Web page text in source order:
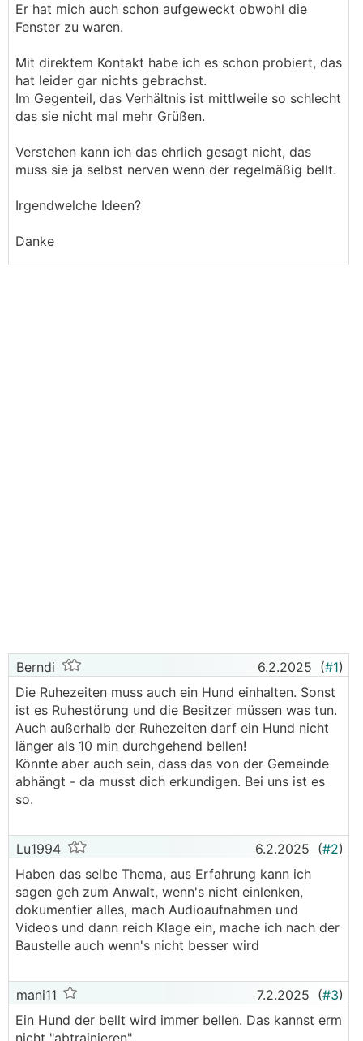
Er hat mich auch schon aufgeweckt obwohl die
Fenster zu waren.
Mit direktem Kontakt habe ich es schon probiert, das
hat leider gar nichts gebrachst.
Im Gegenteil, das Verhältnis ist mittlweile so schlecht
das sie nicht mal mehr Grüßen.
Verstehen kann ich das ehrlich gesagt nicht, das
muss sie ja selbst nerven wenn der regelmäßig bellt.
Irgendwelche Ideen?
Danke
Berndi 6.2.2025 (#1)
Die Ruhezeiten muss auch ein Hund einhalten. Sonst
ist es Ruhestörung und die Besitzer müssen was tun.
Auch außerhalb der Ruhezeiten darf ein Hund nicht
länger als 10 min durchgehend bellen!
Könnte aber auch sein, dass das von der Gemeinde
abhängt - da musst dich erkundigen. Bei uns ist es
so.
Lu1994 6.2.2025 (#2)
Haben das selbe Thema, aus Erfahrung kann ich
sagen geh zum Anwalt, wenn's nicht einlenken,
dokumentier alles, mach Audioaufnahmen und
Videos und dann reich Klage ein, mache ich nach der
Baustelle auch wenn's nicht besser wird
mani11 7.2.2025 (#3)
Ein Hund der bellt wird immer bellen. Das kannst erm
nicht "abtrainieren".